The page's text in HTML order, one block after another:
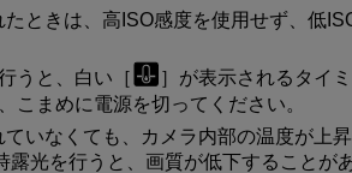
たときは、高ISO感度を使用せず、低
うと、白い［
］が表示されるタイ
こまめに電源を切ってください。
ていなくても、カメラ内部の温度が上昇
光を行うと、画質が低下することが